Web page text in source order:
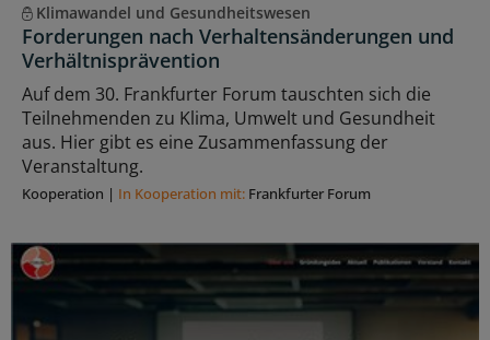
Klimawandel und Gesundheitswesen
Forderungen nach Verhaltensänderungen und
Verhältnisprävention
Auf dem 30. Frankfurter Forum tauschten sich die
Teilnehmenden zu Klima, Umwelt und Gesundheit
aus. Hier gibt es eine Zusammenfassung der
Veranstaltung.
Kooperation | In Kooperation mit: Frankfurter Forum